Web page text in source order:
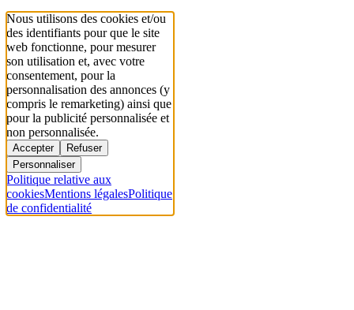
Nous utilisons des cookies et/ou
des identifiants pour que le site
web fonctionne, pour mesurer
son utilisation et, avec votre
consentement, pour la
personnalisation des annonces (y
compris le remarketing) ainsi que
pour la publicité personnalisée et
non personnalisée.
Accepter
Refuser
Personnaliser
Politique relative aux
cookiesMentions légalesPolitique
de confidentialité